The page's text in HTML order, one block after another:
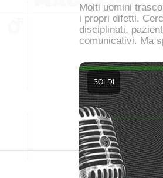
Molti uomini
i propri difetti.
disciplinati,
comunicativi. Ma
SOLDI